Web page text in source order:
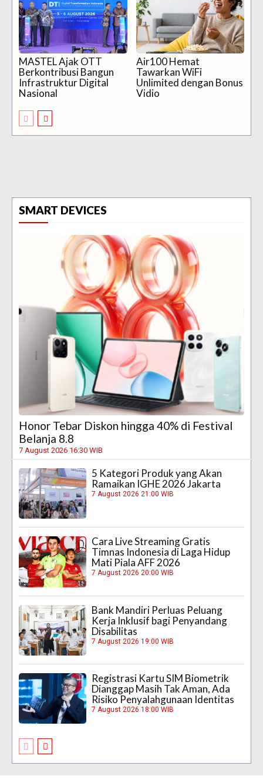
MASTEL Ajak OTT
Berkontribusi Bangun
Infrastruktur Digital
Nasional
Air100 Hemat
Tawarkan WiFi
Unlimited dengan Bonus
Vidio
SMART DEVICES
Honor Tebar Diskon hingga 40% di Festival
Belanja 8.8
7 August 2026 16:30 WIB
5 Kategori Produk yang Akan
Ramaikan IGHE 2026 Jakarta
7 August 2026 21:00 WIB
Cara Live Streaming Gratis
Timnas Indonesia di Laga Hidup
Mati Piala AFF 2026
7 August 2026 20:00 WIB
Bank Mandiri Perluas Peluang
Kerja Inklusif bagi Penyandang
Disabilitas
7 August 2026 19:00 WIB
Registrasi Kartu SIM Biometrik
Dianggap Masih Tak Aman, Ada
Risiko Penyalahgunaan Identitas
7 August 2026 18:00 WIB